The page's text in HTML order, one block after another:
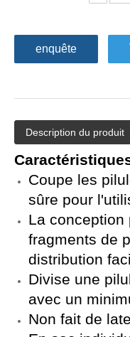
enquête
Description du produit
Coupe les
sûre pour
La conception
fragments de
distribution
Divise une
avec un
Non fait de